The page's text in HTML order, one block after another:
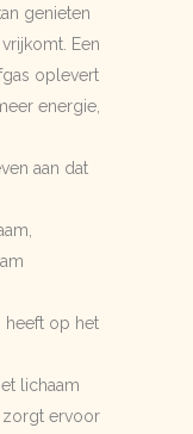
genieten
Een
oplevert
energie,
aan dat
heeft op het
lichaam
zorgt ervoor